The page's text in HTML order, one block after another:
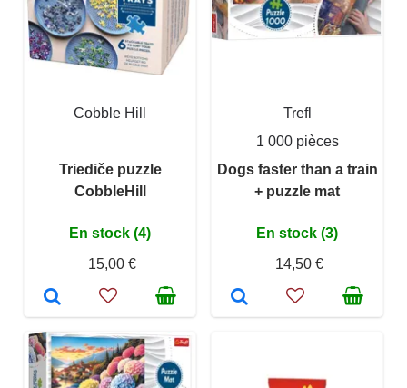
Cobble Hill
Triediče puzzle
CobbleHill
En stock (4)
15,00 €
Trefl
1 000 pièces
Dogs faster than a train
+ puzzle mat
En stock (3)
14,50 €